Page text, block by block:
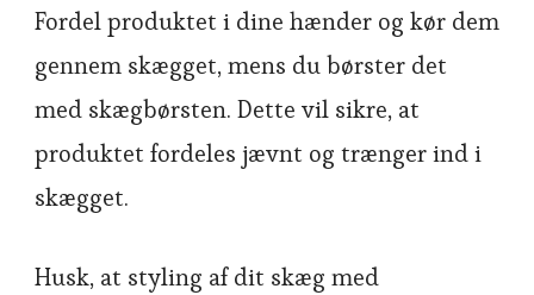
Fordel produktet i dine hænder og kør dem
gennem skægget, mens du børster det
med skægbørsten. Dette vil sikre, at
produktet fordeles jævnt og trænger ind i
skægget.
Husk, at styling af dit skæg med